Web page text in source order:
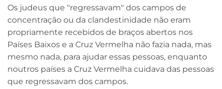
Os judeus que "regressavam" dos campos de
concentração ou da clandestinidade não eram
propriamente recebidos de braços abertos nos
Países Baixos e a Cruz Vermelha não fazia nada, mas
mesmo nada, para ajudar essas pessoas, enquanto
noutros países a Cruz Vermelha cuidava das pessoas
que regressavam dos campos.